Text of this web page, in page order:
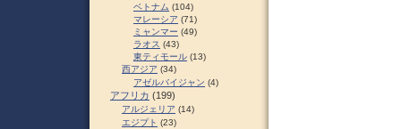
ベトナム (104)
マレーシア (71)
ミャンマー (49)
ラオス (43)
東ティモール (13)
西アジア (34)
アゼルバイジャン (4)
アフリカ (199)
アルジェリア (14)
エジプト (23)